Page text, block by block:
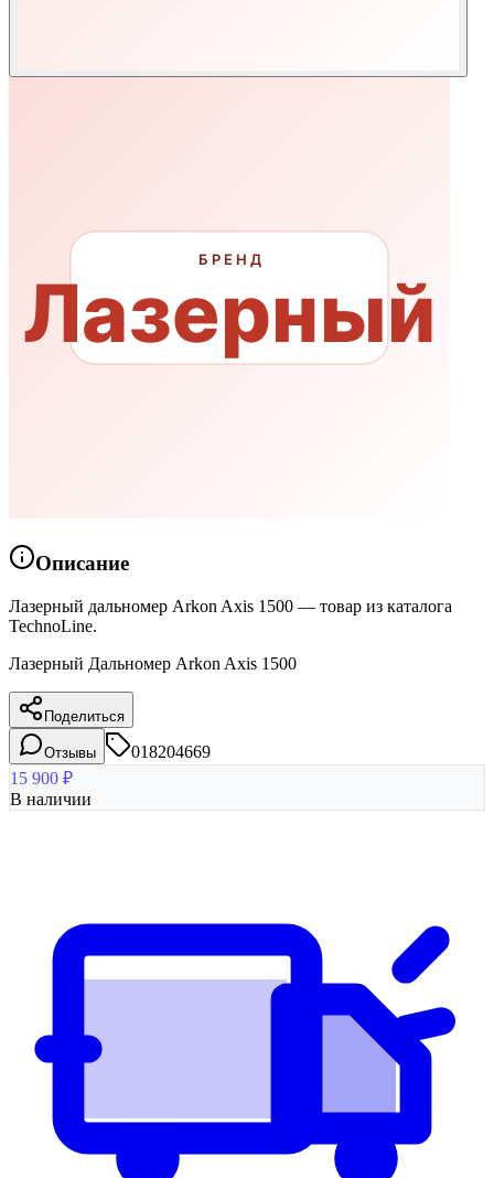
Описание
Лазерный дальномер Arkon Axis 1500 — товар из каталога
TechnoLine.
Лазерный Дальномер Arkon Axis 1500
Поделиться
Отзывы
018204669
15 900 ₽
В наличии